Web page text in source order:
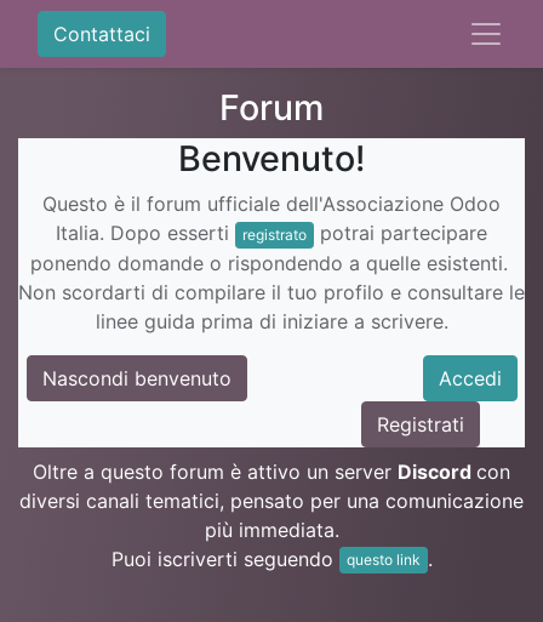
Contattaci
Forum
Benvenuto!
Questo è il forum ufficiale dell'Associazione Odoo
Italia. Dopo esserti
registrato
potrai partecipare
ponendo domande o rispondendo a quelle esistenti.
Non scordarti di compilare il tuo profilo e consultare le
linee guida prima di iniziare a scrivere.
Nascondi benvenuto
Accedi
Registrati
Oltre a questo forum è attivo un server Discord con
diversi canali tematici, pensato per una comunicazione
più immediata.
Puoi iscriverti seguendo
questo link .